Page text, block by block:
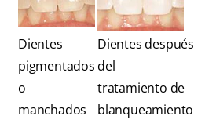
Dientes
pigmentados
o
manchados
Dientes después
del
tratamiento de
blanqueamiento